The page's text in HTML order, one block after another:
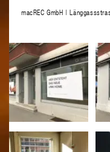
macREC GmbH |